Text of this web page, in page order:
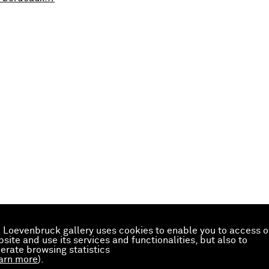
Loevenbruck gallery uses cookies to enable you to access
and use its services and functionalities, but also to
browsing statistics
more).